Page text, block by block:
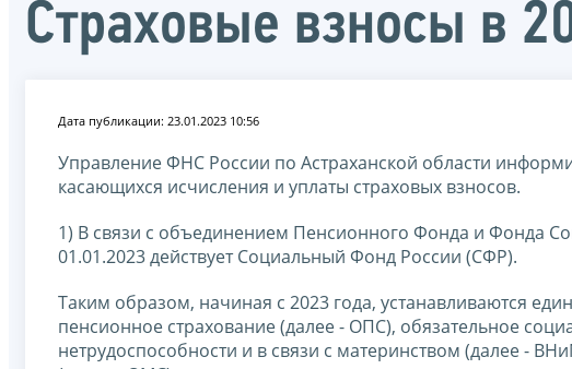
Страховые взносы в
Дата публикации: 23.01.2023 10:56
Управление ФНС России по Астраханской области
касающихся исчисления и уплаты страховых взносов.
1) В связи с объединением Пенсионного Фонда и Фонда
01.01.2023 действует Социальный Фонд России (СФР).
Таким образом, начиная с 2023 года, устанавливаются
пенсионное страхование (далее - ОПС), обязательное
нетрудоспособности и в связи с материнством (далее -